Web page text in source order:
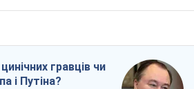
гравців чи
і Путіна?